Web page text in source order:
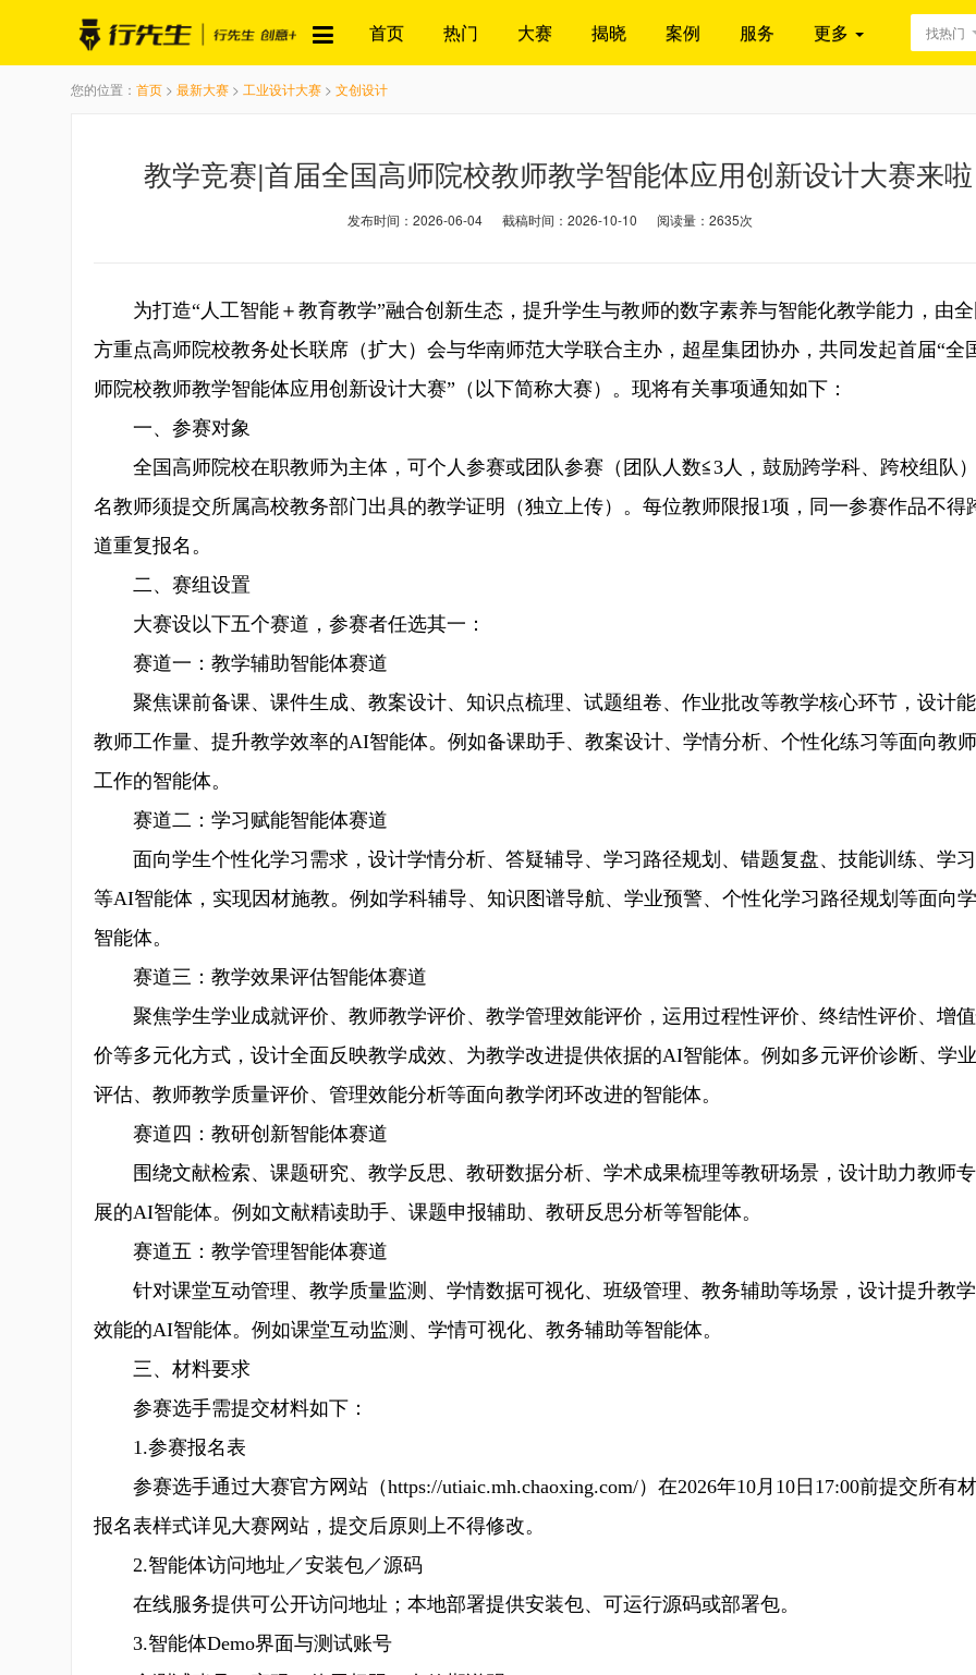
首页 热门 大赛 揭晓 案例 服务 更多 找热门
您的位置： 首页 > 最新大赛 > 工业设计大赛 > 文创设计
教学竞赛|首届全国高师院校教师教学智能体应用创新设计大赛来啦
发布时间：2026-06-04 截稿时间：2026-10-10 阅读量：2635次
为打造“人工智能＋教育教学”融合创新生态，提升学生与教师的数字素养与智能化教学能力，由
方重点高师院校教务处长联席（扩大）会与华南师范大学联合主办，超星集团协办，共同发起首届“全
师院校教师教学智能体应用创新设计大赛”（以下简称大赛）。现将有关事项通知如下：
一、参赛对象
全国高师院校在职教师为主体，可个人参赛或团队参赛（团队人数≦3人，鼓励跨学科、跨校组队
名教师须提交所属高校教务部门出具的教学证明（独立上传）。每位教师限报1项，同一参赛作品不得
道重复报名。
二、赛组设置
大赛设以下五个赛道，参赛者任选其一：
赛道一：教学辅助智能体赛道
聚焦课前备课、课件生成、教案设计、知识点梳理、试题组卷、作业批改等教学核心环节，设计
教师工作量、提升教学效率的AI智能体。例如备课助手、教案设计、学情分析、个性化练习等面向教
工作的智能体。
赛道二：学习赋能智能体赛道
面向学生个性化学习需求，设计学情分析、答疑辅导、学习路径规划、错题复盘、技能训练、学
等AI智能体，实现因材施教。例如学科辅导、知识图谱导航、学业预警、个性化学习路径规划等面向
智能体。
赛道三：教学效果评估智能体赛道
聚焦学生学业成就评价、教师教学评价、教学管理效能评价，运用过程性评价、终结性评价、增
价等多元化方式，设计全面反映教学成效、为教学改进提供依据的AI智能体。例如多元评价诊断、学
评估、教师教学质量评价、管理效能分析等面向教学闭环改进的智能体。
赛道四：教研创新智能体赛道
围绕文献检索、课题研究、教学反思、教研数据分析、学术成果梳理等教研场景，设计助力教师
展的AI智能体。例如文献精读助手、课题申报辅助、教研反思分析等智能体。
赛道五：教学管理智能体赛道
针对课堂互动管理、教学质量监测、学情数据可视化、班级管理、教务辅助等场景，设计提升教
效能的AI智能体。例如课堂互动监测、学情可视化、教务辅助等智能体。
三、材料要求
参赛选手需提交材料如下：
1.参赛报名表
参赛选手通过大赛官方网站（https://utiaic.mh.chaoxing.com/）在2026年10月10日17:00前提交所有
报名表样式详见大赛网站，提交后原则上不得修改。
2.智能体访问地址／安装包／源码
在线服务提供可公开访问地址；本地部署提供安装包、可运行源码或部署包。
3.智能体Demo界面与测试账号